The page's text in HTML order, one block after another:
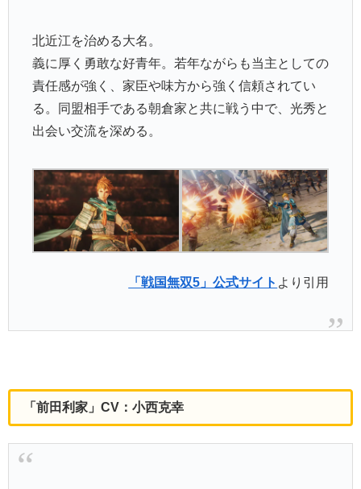
北近江を治める大名。
義に厚く勇敢な好青年。若年ながらも当主としての
責任感が強く、家臣や味方から強く信頼されてい
る。同盟相手である朝倉家と共に戦う中で、光秀と
出会い交流を深める。
「戦国無双5」公式サイト より引用
「前田利家」CV：小西克幸